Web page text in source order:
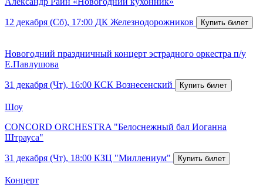
12 декабря (Сб), 17:00 ДК Железнодорожников
Новогодний праздничный концерт эстрадного оркестра п/у
Е.Павлушова
31 декабря (Чт), 16:00 КСК Вознесенский
Шоу
CONCORD ORCHESTRA "Белоснежный бал Иоганна
Штрауса"
31 декабря (Чт), 18:00 КЗЦ "Миллениум"
Концерт